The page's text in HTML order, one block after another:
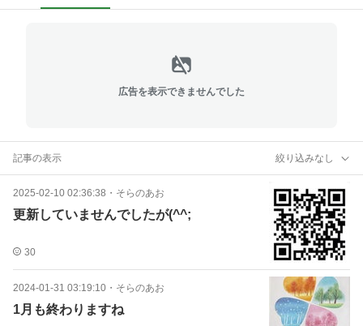
広告を表示できませんでした
記事の表示 絞り込みなし
2025-02-10 02:36:38 ・ そらのあお
更新していませんでしたが(^^;
30
2024-01-31 03:19:10 ・ そらのあお
1月も終わりますね